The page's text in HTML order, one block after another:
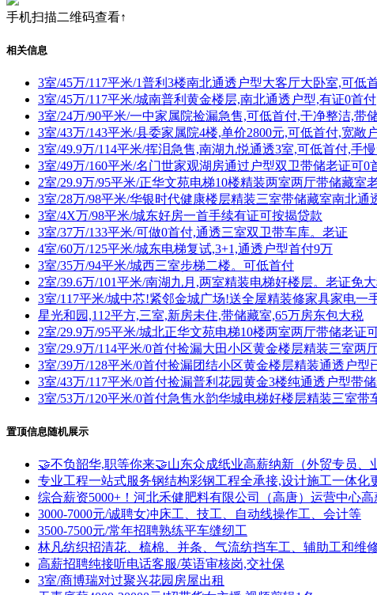
手机扫描二维码查看↑
相关信息
3室/45万/117平米/1普利3楼南北通透户型大客厅大卧室,可低
3室/45万/117平米/城南普利黄金楼层,南北通透户型,有证0首付
3室/24万/90平米/一中家属院捡漏急售,可低首付,干净整洁,带
3室/43万/143平米/县委家属院4楼,单价2800元,可低首付,宽敞
3室/49.9万/114平米/挥泪急售,南湖九悦通透3室,可低首付,手
3室/49万/160平米/名门世家观湖房通过户型双卫带储老证可0
2室/29.9万/95平米/正华文苑电梯10楼精装两室两厅带储藏室
3室/28万/98平米/华银时代健康楼层精装三室带储藏室南北通
3室/4X万/98平米/城东好房一首手续有证可按揭贷款
3室/37万/133平米/可做0首付,通透三室双卫带车库。老证
4室/60万/125平米/城东电梯复试,3+1,通透户型首付9万
3室/35万/94平米/城西三室步梯二楼。可低首付
2室/39.6万/101平米/南湖九月,两室精装电梯好楼层。老证免
3室/117平米/城中芯!紧邻金城广场!送全屋精装修家具家电一
星光和园,112平方,三室,新房未住,带储藏室,65万房东包大税
2室/29.9万/95平米/城北正华文苑电梯10楼两室两厅带储老证
3室/29.9万/114平米/0首付捡漏大田小区黄金楼层精装三室两
3室/39万/128平米/0首付捡漏团结小区黄金楼层精装通透户型
3室/43万/117平米/0首付捡漏普利花园黄金3楼纯通透户型带
3室/53万/120平米/0首付急售水韵华城电梯好楼层精装三室带
置顶信息随机展示
🤝不负韶华,职等你来🤝山东众成纸业高薪纳新（外贸专员、
专业工程一站式服务钢结构彩钢工程全承接,设计施工一体化
综合薪资5000+！河北禾健肥料有限公司（高唐）运营中心
3000-7000元/诚聘女冲床工、技工、自动线操作工、会计等
3500-7500元/常年招聘熟练平车缝纫工
林凡纺织招清花、梳棉、并条、气流纺挡车工、辅助工和维
高薪招聘纯接听电话客服/英语审核岗,交社保
3室/商博瑞对过聚兴花园房屋出租